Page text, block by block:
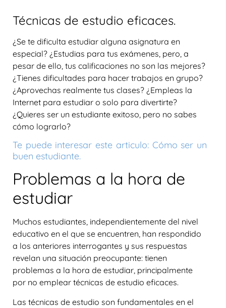
Técnicas de estudio eficaces.
¿Se te dificulta estudiar alguna asignatura en
especial? ¿Estudias para tus exámenes, pero, a
pesar de ello, tus calificaciones no son las mejores?
¿Tienes dificultades para hacer trabajos en grupo?
¿Aprovechas realmente tus clases? ¿Empleas la
Internet para estudiar o solo para divertirte?
¿Quieres ser un estudiante exitoso, pero no sabes
cómo lograrlo?
Te puede interesar este articulo: Cómo ser un
buen estudiante.
Problemas a la hora de
estudiar
Muchos estudiantes, independientemente del nivel
educativo en el que se encuentren, han respondido
a los anteriores interrogantes y sus respuestas
revelan una situación preocupante: tienen
problemas a la hora de estudiar, principalmente
por no emplear técnicas de estudio eficaces.
Las técnicas de estudio son fundamentales en el